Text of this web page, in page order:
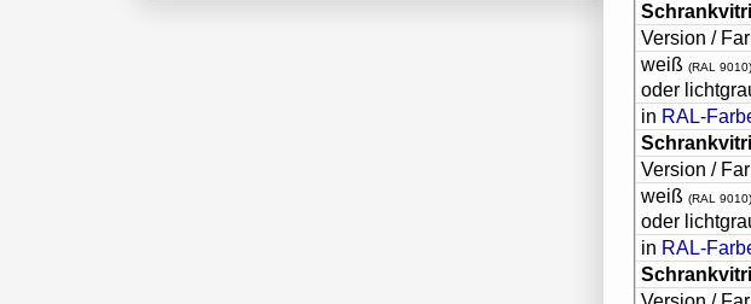
Version /
weiß (RAL 9010)
oder
in RAL-
Version /
weiß (RAL 9010)
oder
in RAL-